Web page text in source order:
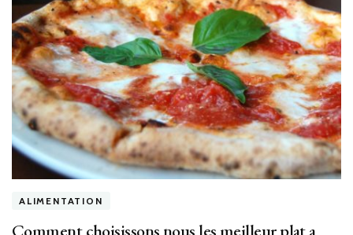
ALIMENTATION
Comment choisissons nous les meilleur plat a